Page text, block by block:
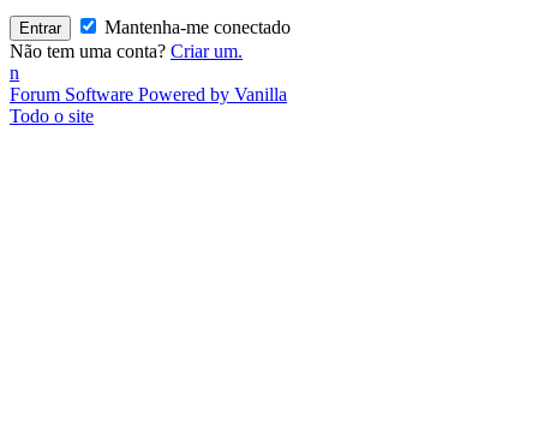
Mantenha-me conectado
Não tem uma conta? Criar um.
n
Forum Software Powered by Vanilla
Todo o site